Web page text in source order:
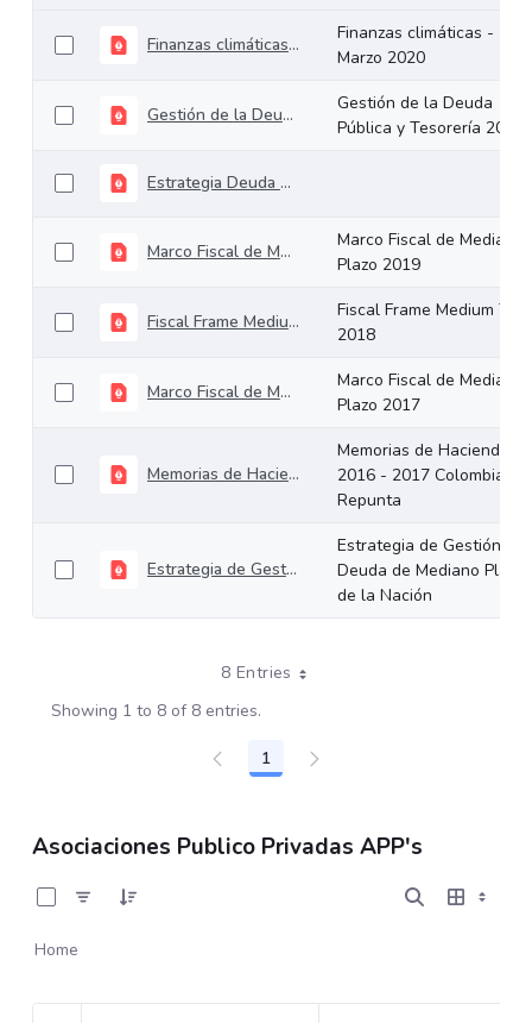
Finanzas climáticas - Marzo 2020
Finanzas climáticas -
Marzo 2020
Gestión de la Deuda Pública y Tesorería 2020
Gestión de la Deuda
Pública y Tesorería 2020
Estrategia Deuda de Mediano Plazo
Marco Fiscal de Mediano Plazo 2019
Marco Fiscal de Mediano
Plazo 2019
Fiscal Frame Medium Term 2018
Fiscal Frame Medium
2018
Marco Fiscal de Mediano Plazo 2017
Marco Fiscal de Mediano
Plazo 2017
Memorias de Hacienda 2016 - 2017 Colombia Repunta
Memorias de Hacienda
2016 - 2017 Colombia
Repunta
Estrategia de Gestión de Deuda de Mediano Plazo de la Nación
Estrategia de Gestión de
Deuda de Mediano Plazo
de la Nación
8 Entries
Showing 1 to 8 of 8 entries.
Page
1
Asociaciones Publico Privadas APP's
Home